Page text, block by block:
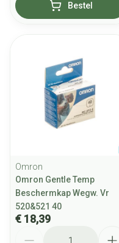
Bestel
Omron
Omron Gentle Temp
Beschermkap Wegw. Vr
520&521 40
€ 18,39